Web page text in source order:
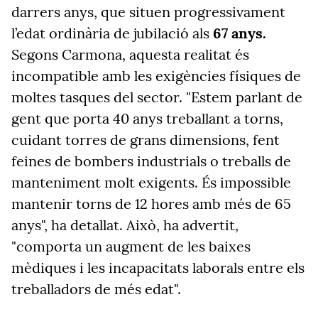
darrers anys, que situen progressivament
l’edat ordinària de jubilació als 67 anys.
Segons Carmona, aquesta realitat és
incompatible amb les exigències físiques de
moltes tasques del sector. "Estem parlant de
gent que porta 40 anys treballant a torns,
cuidant torres de grans dimensions, fent
feines de bombers industrials o treballs de
manteniment molt exigents. És impossible
mantenir torns de 12 hores amb més de 65
anys", ha detallat. Això, ha advertit,
"comporta un augment de les baixes
mèdiques i les incapacitats laborals entre els
treballadors de més edat".